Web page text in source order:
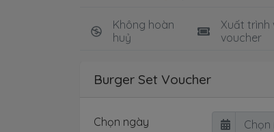
Không hoàn
huỷ
Xuất trình
voucher
Burger Set Voucher
Chọn ngày …